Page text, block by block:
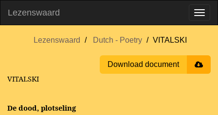
Lezenswaard
Lezenswaard Dutch - Poetry VITALSKI
Download document
VITALSKI
De dood, plotseling